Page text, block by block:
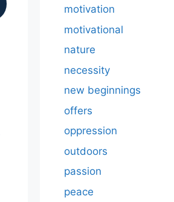
motivation
motivational
nature
necessity
new beginnings
offers
oppression
outdoors
passion
peace